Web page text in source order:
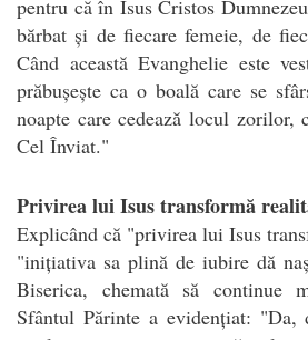
pentru că în Isus Cristos
bărbat și de fiecare femeie, de
Când această Evanghelie este
prăbușește ca o boală care se
noapte care cedează locul zorilor,
Cel Înviat."
Privirea lui Isus transformă
Explicând că "privirea lui Isus
"inițiativa sa plină de iubire dă
Biserica, chemată să continue
Sfântul Părinte a evidențiat: